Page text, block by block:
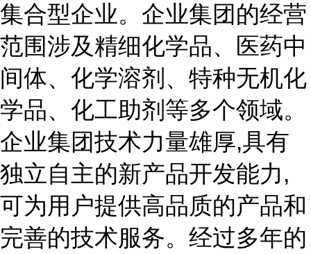
集合型企业。企业集团的经营
范围涉及精细化学品、医药中
间体、化学溶剂、特种无机化
学品、化工助剂等多个领域。
企业集团技术力量雄厚,具有
独立自主的新产品开发能力,
可为用户提供高品质的产品和
完善的技术服务。经过多年的